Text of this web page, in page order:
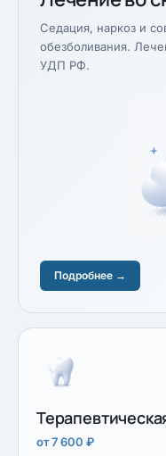
Седация, наркоз и
обезболивания.
УДП РФ.
Подробнее →
от 7 600 ₽